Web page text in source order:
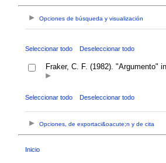
Opciones de búsqueda y visualización
Seleccionar todo Deseleccionar todo
Fraker, C. F. (1982). "Argumento"
Seleccionar todo Deseleccionar todo
Opciones, de exportaci&oacute;n y de cita
Inicio